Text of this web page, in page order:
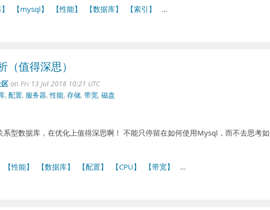
【mysql】 【性能】 【数据库】 【索引】
…
值得深思）
on Fri 13 Jul 2018 10:21 UTC
, 配置, 服务器,性能, 存储, 带宽, 磁盘
型数据库，在优化上值得深思啊！ 不能只停留在如何使用Mysql，而不去思考
【性能】 【数据库】 【配置】 【CPU】 【带宽】
…